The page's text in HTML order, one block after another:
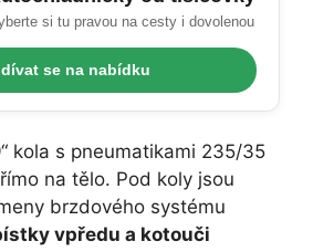
si tu pravou na cesty i dovolenou
se na nabídku
kola s pneumatikami 235/35
na tělo. Pod koly jsou
brzdového systému
vpředu a kotouči